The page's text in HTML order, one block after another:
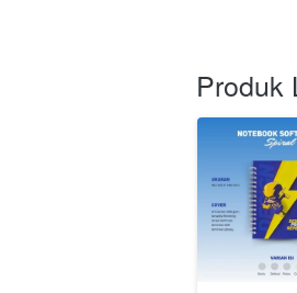
Produk